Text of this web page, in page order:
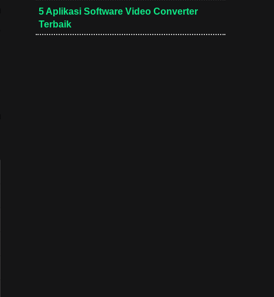
5 Aplikasi Software Video Converter
Terbaik